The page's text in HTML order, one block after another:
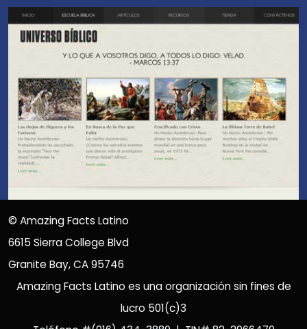
© Amazing Facts Latino
6615 Sierra College Blvd
Granite Bay, CA 95746
Amazing Facts Latino es una organización sin fines de
lucro 501(c)3